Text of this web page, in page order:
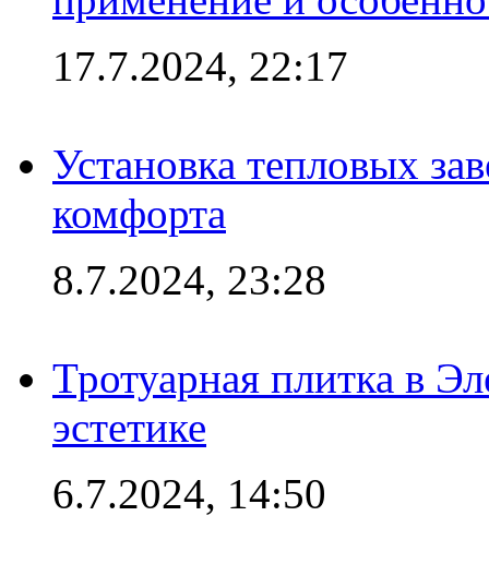
17.7.2024, 22:17
Установка тепловых
комфорта
8.7.2024, 23:28
Тротуарная плитка в
эстетике
6.7.2024, 14:50